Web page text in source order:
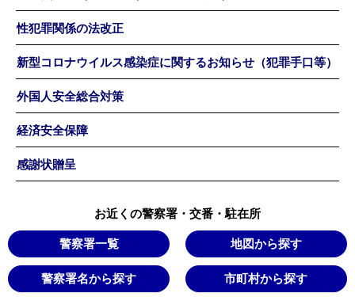
性犯罪関係の法改正
新型コロナウイルス感染症に関するお知らせ（犯罪手口等）
外国人安全総合対策
経済安全保障
感謝状贈呈
お近くの警察署・交番・駐在所
警察署一覧 地図から探す
警察署名から探す 市町村から探す